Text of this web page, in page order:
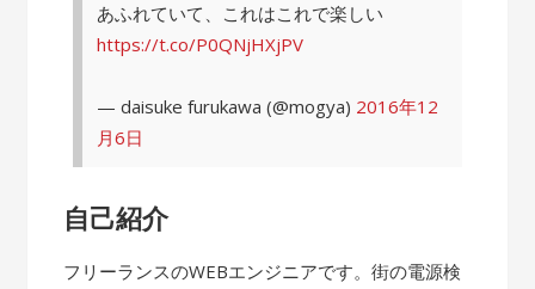
あふれていて、これはこれで楽しい
https://t.co/P0QNjHXjPV
— daisuke furukawa (@mogya) 2016年12
月6日
自己紹介
フリーランスのWEBエンジニアです。街の電源検